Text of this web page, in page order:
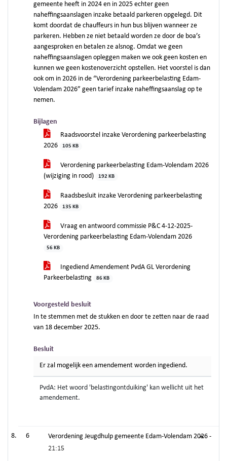
gemeente heeft in 2024 en in 2025 echter geen
naheffingsaanslagen inzake betaald parkeren opgelegd. Dit
komt doordat de chauffeurs in hun bus blijven wanneer ze
parkeren. Hebben ze niet betaald worden ze door de boa’s
aangesproken en betalen ze alsnog. Omdat we geen
naheffingsaanslagen opleggen maken we ook geen kosten en
kunnen we geen kostenoverzicht opstellen. Het voorstel is dan
ook om in 2026 in de “Verordening parkeerbelasting Edam-
Volendam 2026” geen tarief inzake naheffingsaanslag op te
nemen.
Bijlagen
Raadsvoorstel inzake Verordening parkeerbelasting
2026
105 KB
Verordening parkeerbelasting Edam-Volendam 2026
(wijziging in rood)
192 KB
Raadsbesluit inzake Verordening parkeerbelasting
2026
135 KB
Vraag en antwoord commissie P&C 4-12-2025-
Verordening parkeerbelasting Edam-Volendam 2026
56 KB
Ingediend Amendement PvdA GL Verordening
Parkeerbelasting
86 KB
Voorgesteld besluit
In te stemmen met de stukken en door te zetten naar de raad
van 18 december 2025.
Besluit
Er zal mogelijk een amendement worden ingediend.
PvdA: Het woord 'belastingontduiking' kan wellicht uit het
amendement.
6
Verordening Jeugdhulp gemeente Edam-Volendam 2026 -
21:15